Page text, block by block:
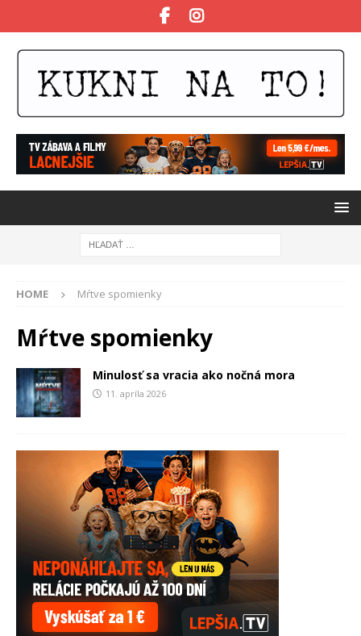
HOME Mŕtve spomienky
Mŕtve spomienky
Minulosť sa vracia ako nočná mora
11. apríla 2026